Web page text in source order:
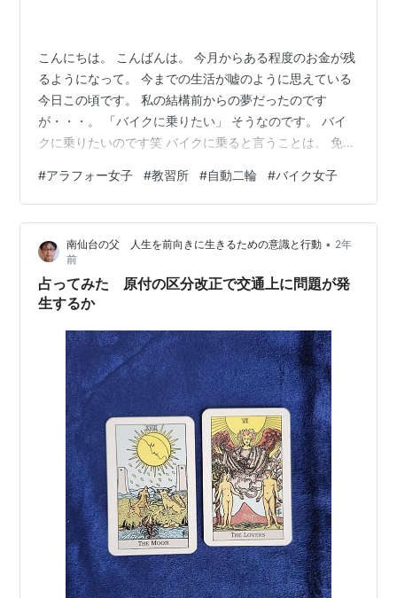
こんにちは。 こんばんは。 今月からある程度のお金が残
るようになって。 今までの生活が嘘のように思えている
今日この頃です。 私の結構前からの夢だったのです
が・・・。 「バイクに乗りたい」 そうなのです。 バイ
クに乗りたいのです笑 バイクに乗ると言うことは。 免許
所に通わなければなりません・・・。 先日、教習所に行
く用事がありまして。 何気なく聞いて見たところ。 とり
あえず、適性検査を受けてからですねとのことで。 ４月
２４日に受けることにしました。 実質、入校したような
ものです。 問題は、仕事の関係上毎日は通えないので。
少し時間が取得するのに…
#アラフォー女子 #教習所 #自動二輪 #バイク女子
南仙台の父 人生を前向きに生きるための意識と行動 • 2年
前
占ってみた 原付の区分改正で交通上に問題が発
生するか